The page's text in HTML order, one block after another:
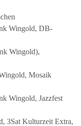
Wingold, DB-
Wingold),
Mosaik
Wingold, Jazzfest
3Sat Kulturzeit Extra,